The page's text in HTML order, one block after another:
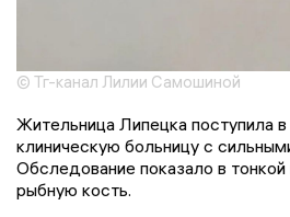
© Тг-канал Лилии Самошиной
Жительница Липецка поступила
клиническую больницу с
Обследование показало в
рыбную кость.